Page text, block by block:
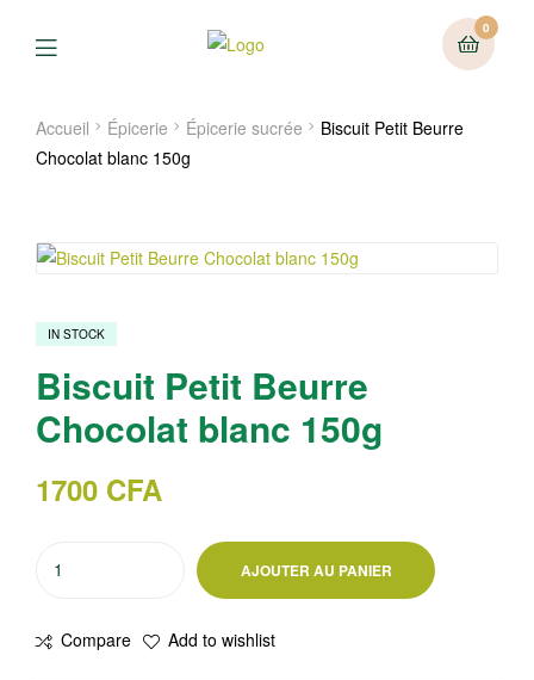
0
Menu
Accueil Épicerie Épicerie sucrée
Biscuit Petit Beurre
Chocolat blanc 150g
IN STOCK
Biscuit Petit Beurre
Chocolat blanc 150g
1700 CFA
Petit
AJOUTER AU PANIER
Compare Add to wishlist